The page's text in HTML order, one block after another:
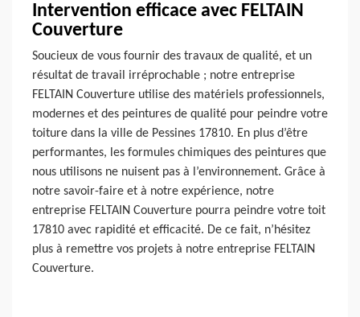
Intervention efficace avec FELTAIN
Couverture
Soucieux de vous fournir des travaux de qualité, et un
résultat de travail irréprochable ; notre entreprise
FELTAIN Couverture utilise des matériels professionnels,
modernes et des peintures de qualité pour peindre votre
toiture dans la ville de Pessines 17810. En plus d’être
performantes, les formules chimiques des peintures que
nous utilisons ne nuisent pas à l’environnement. Grâce à
notre savoir-faire et à notre expérience, notre
entreprise FELTAIN Couverture pourra peindre votre toit
17810 avec rapidité et efficacité. De ce fait, n’hésitez
plus à remettre vos projets à notre entreprise FELTAIN
Couverture.